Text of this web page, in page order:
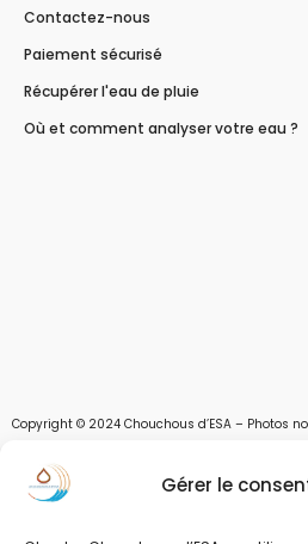
Gérer le
Contactez-nous
Paiement sécurisé
Récupérer l'eau de pluie
Où et comment analyser votre eau ?
Copyright © 2024 Chouchous d’ESA – Photos
Les chouchous d’Esa vous apportent toutes
pluie, et des moyens pour stocker, filtrer,